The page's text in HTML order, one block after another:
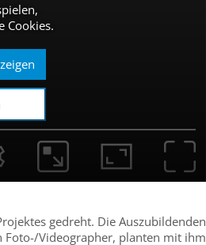
Cookies.
gedreht. Die Auszubildenden
Foto-/Videographer, planten mit ihm